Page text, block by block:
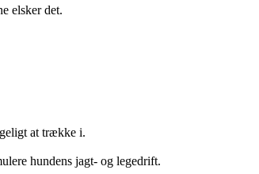
elsker det.
at trække i.
hundens jagt- og legedrift.